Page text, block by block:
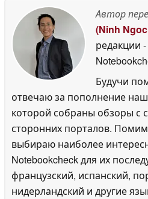
Автор
(Ninh
редакции
Будучи
отвечаю за пополнение
которой собраны обзоры с
сторонних порталов.
выбираю наиболее
Notebookcheck для их
французский, испанский,
нидерландский и другие